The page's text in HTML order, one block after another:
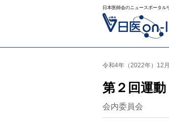
日本医師会のニュースポータル
令和4年（2022年）12
第２回運
会内委員会